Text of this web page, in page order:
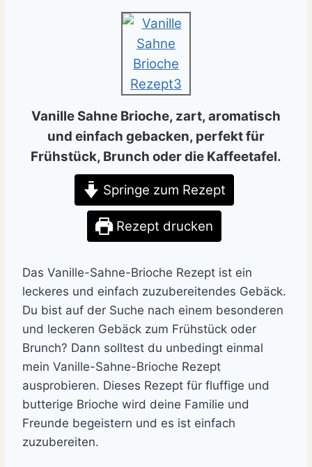
Vanille Sahne Brioche, zart, aromatisch
und einfach gebacken, perfekt für
Frühstück, Brunch oder die Kaffeetafel.
Springe zum Rezept
Rezept drucken
Das Vanille-Sahne-Brioche Rezept ist ein
leckeres und einfach zuzubereitendes Gebäck.
Du bist auf der Suche nach einem besonderen
und leckeren Gebäck zum Frühstück oder
Brunch? Dann solltest du unbedingt einmal
mein Vanille-Sahne-Brioche Rezept
ausprobieren. Dieses Rezept für fluffige und
butterige Brioche wird deine Familie und
Freunde begeistern und es ist einfach
zuzubereiten.